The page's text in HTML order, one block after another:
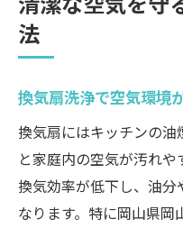
法
換気扇洗浄で空気環境
換気扇にはキッチンの
と家庭内の空気が汚れ
換気効率が低下し、油分
なります。特に岡山県